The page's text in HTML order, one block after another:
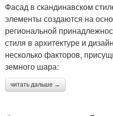
Фасад в скандинавском
элементы создаются на
региональной
стиля в архитектуре и
несколько факторов,
земного шара:
читать дальше →